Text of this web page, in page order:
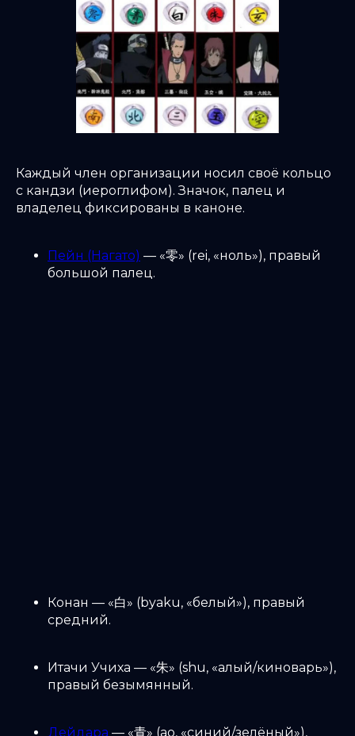
Каждый член организации носил своё кольцо
с кандзи (иероглифом). Значок, палец и
владелец фиксированы в каноне.
Пейн (Нагато) — «零» (rei, «ноль»), правый
большой палец.
Конан — «白» (byaku, «белый»), правый
средний.
Итачи Учиха — «朱» (shu, «алый/киноварь»),
правый безымянный.
Дейдара — «青» (ao, «синий/зелёный»),